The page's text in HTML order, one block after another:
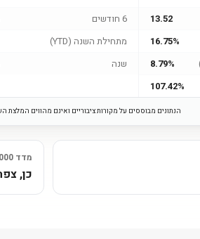
13.52
16.75%
8.79%
107.42%
6 חודשים
מתחילת השנה (YTD)
שנה
הנתונים מבוססים על מקורות ציבוריים ואינם מהווים המלצת
מדד Russell 2000
כן,